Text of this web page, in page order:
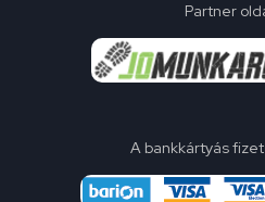
Partner
A bankkártyás